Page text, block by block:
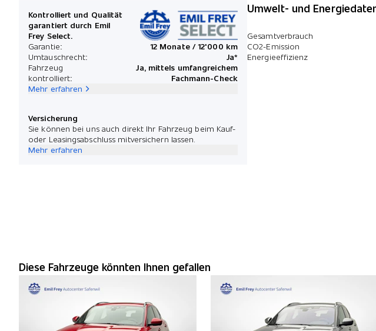
Kontrolliert und Qualität
garantiert durch Emil
Frey Select.
Garantie:
12 Monate / 12'000 km
Umtauschrecht:
Ja*
Fahrzeug
kontrolliert:
Ja, mittels umfangreichem
Fachmann-Check
Mehr erfahren
Versicherung
Sie können bei uns auch direkt Ihr Fahrzeug beim Kauf-
oder Leasingsabschluss mitversichern lassen.
Mehr erfahren
Umwelt- und
Gesamtverbrauch
CO2-Emission
Energieeffizienz
Diese Fahrzeuge könnten Ihnen gefallen